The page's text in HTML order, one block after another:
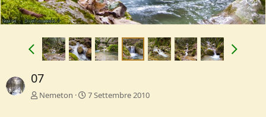
07
Nemeton 7 Settembre 2010